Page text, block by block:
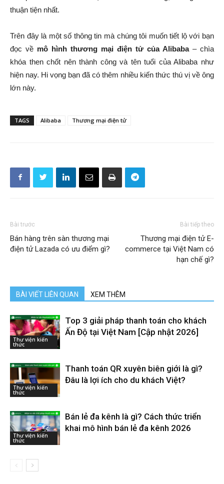
thuận tiện nhất.
Trên đây là một số thông tin mà chúng tôi muốn tiết lộ với bạn
đọc về mô hình thương mại điện tử của Alibaba– chìa
khóa then chốt nên thành công và tên tuổi của Alibaba như
hiện nay. Hi vọng bạn đã có thêm nhiều kiến thức thú vị về ông
lớn này.
TAGS Alibaba Thương mại điện tử
Bài trước
Bán hàng trên sàn thương mại
điện tử Lazada có ưu điểm gì?
Bài tiếp theo
Thương mại điện tử E-
commerce tại Việt Nam có
hạn chế gì?
BÀI VIẾT LIÊN QUAN XEM THÊM
Thư viện kiến
thức
Top 3 giải pháp thanh toán cho khách
Ấn Độ tại Việt Nam [Cập nhật 2026]
Thư viện kiến
thức
Thanh toán QR xuyên biên giới là gì?
Đâu là lợi ích cho du khách Việt?
Thư viện kiến
thức
Bán lẻ đa kênh là gì? Cách thức triển
khai mô hình bán lẻ đa kênh 2026